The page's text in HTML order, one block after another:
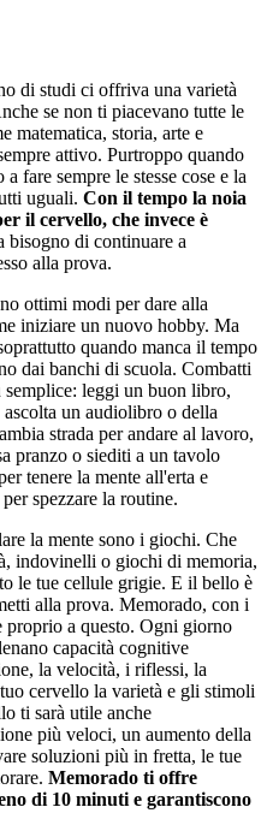
di studi ci offriva una varietà
se non ti piacevano tutte le
matematica, storia, arte e
attivo. Purtroppo quando
fare sempre le stesse cose e la
uguali. Con il tempo la noia
il cervello, che invece è
bisogno di continuare a
alla prova.
ottimi modi per dare alla
iniziare un nuovo hobby. Ma
quando manca il tempo
dai banchi di scuola. Combatti
leggi un buon libro,
un audiolibro o della
strada per andare al lavoro,
pranzo o siediti a un tavolo
tenere la mente all'erta e
spezzare la routine.
la mente sono i giochi. Che
indovinelli o giochi di memoria,
le tue cellule grigie. E il bello è
alla prova. Memorado, con i
a questo. Ogni giorno
capacità cognitive
la velocità, i riflessi, la
cervello la varietà e gli stimoli
ti sarà utile anche
più veloci, un aumento della
soluzioni più in fretta, le tue
Memorado ti offre
di 10 minuti e garantiscono